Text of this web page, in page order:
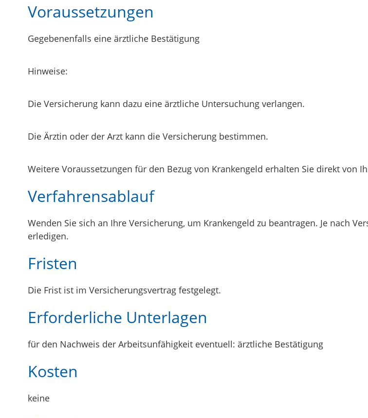
Voraussetzungen
Gegebenenfalls eine ärztliche Bestätigung
Hinweise:
Die Versicherung kann dazu eine ärztliche Untersuchung verlangen.
Die Ärztin oder der Arzt kann die Versicherung bestimmen.
Weitere Voraussetzungen für den Bezug von Krankengeld erhalten Sie direkt von
Verfahrensablauf
Wenden Sie sich an Ihre Versicherung, um Krankengeld zu beantragen. Je nach
erledigen.
Fristen
Die Frist ist im Versicherungsvertrag festgelegt.
Erforderliche Unterlagen
für den Nachweis der Arbeitsunfähigkeit eventuell: ärztliche Bestätigung
Kosten
keine